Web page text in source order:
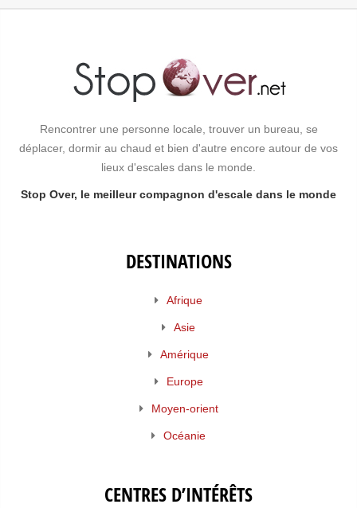
Rencontrer une personne locale, trouver un bureau, se
déplacer, dormir au chaud et bien d'autre encore autour de vos
lieux d'escales dans le monde.
Stop Over, le meilleur compagnon d'escale dans le monde
DESTINATIONS
Afrique
Asie
Amérique
Europe
Moyen-orient
Océanie
CENTRES D’INTÉRÊTS